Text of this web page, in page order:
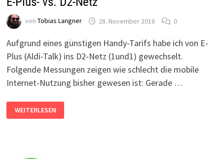
von Tobias Langner 28. November 2016 0
Aufgrund eines günstigen Handy-Tarifs habe ich von E-
Plus (Aldi-Talk) ins D2-Netz (1und1) gewechselt.
Folgende Messungen zeigen wie schlecht die mobile
Internet-Nutzung bisher gewesen ist: Gerade …
PLUS-
VS.
WEITERLESEN